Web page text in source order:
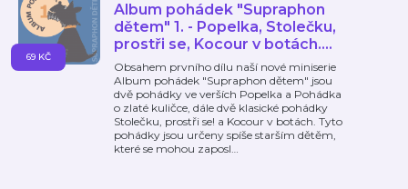
Album pohádek "Supraphon
dětem" 1. - Popelka, Stolečku,
prostři se, Kocour v botách....
Obsahem prvního dílu naší nové miniserie
Album pohádek "Supraphon dětem" jsou
dvě pohádky ve verších Popelka a Pohádka
o zlaté kuličce, dále dvě klasické pohádky
Stolečku, prostři se! a Kocour v botách. Tyto
pohádky jsou určeny spíše starším dětěm,
které se mohou zaposl…
69 KČ